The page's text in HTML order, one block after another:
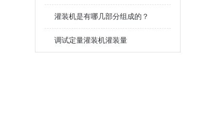
灌装机是有哪几部分组成的？
调试定量灌装机灌装量